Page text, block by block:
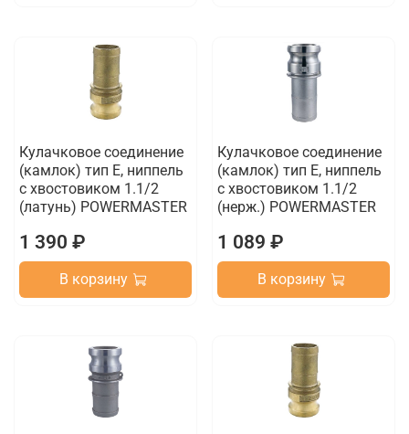
Кулачковое соединение
(камлок) тип E, ниппель
с хвостовиком 1.1/2
(латунь) POWERMASTER
1 390 ₽
В корзину
Кулачковое соединение
(камлок) тип E, ниппель
с хвостовиком 1.1/2
(нерж.) POWERMASTER
1 089 ₽
В корзину